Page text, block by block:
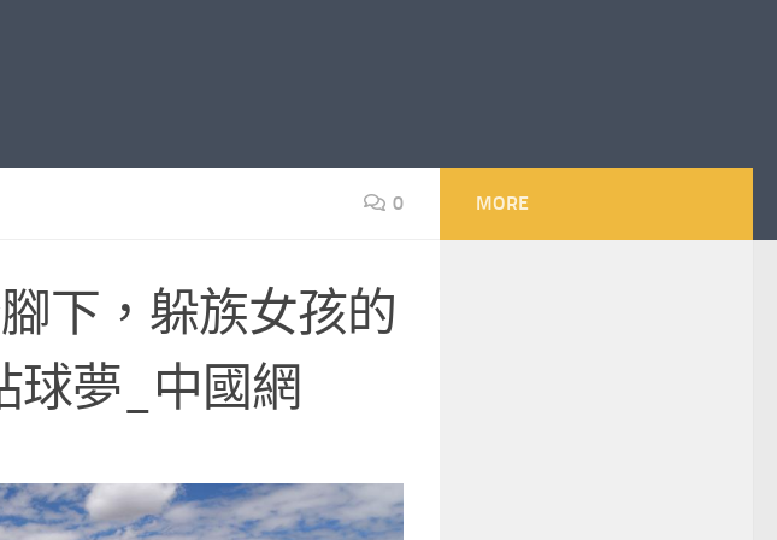
0
下，躲族女孩的
球夢_中國網
MORE